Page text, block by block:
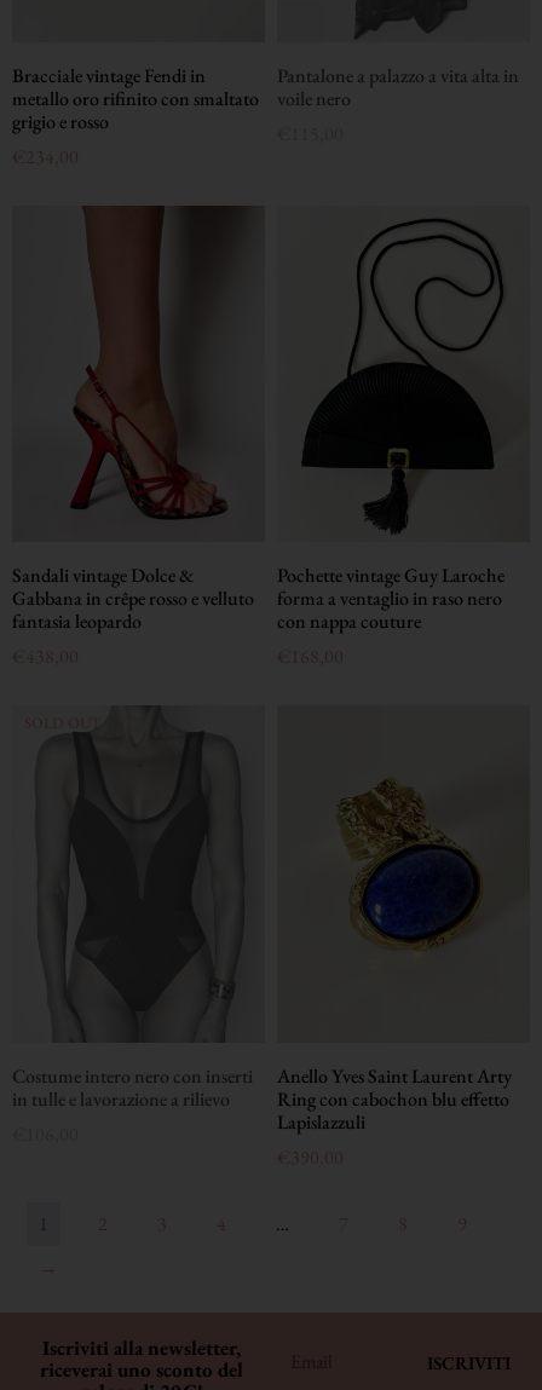
Bracciale vintage Fendi in
metallo oro rifinito con smaltato
grigio e rosso
234,00
Pantalone a palazzo a vita alta in
voile nero
Sandali vintage Dolce &
Gabbana in crêpe rosso e velluto
fantasia leopardo
438,00
Pochette vintage Guy Laroche
forma a ventaglio in raso nero
con nappa couture
€
168,00
Costume intero nero con inserti
in tulle e lavorazione a rilievo
Anello Yves Saint Laurent Arty
Ring con cabochon blu effetto
Lapislazzuli
€
390,00
2 3 …
Iscriviti alla newsletter,
riceverai uno sconto del
ISCRIVITI